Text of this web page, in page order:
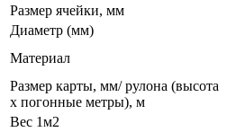
Размер ячейки, мм
Диаметр (мм)
Материал
Размер карты, мм/ рулона (высота
х погонные метры), м
Вес 1м2